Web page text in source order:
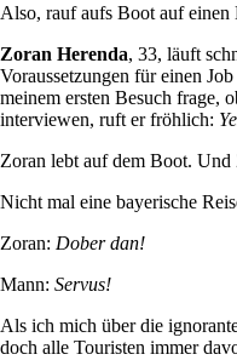
Also, rauf aufs Boot auf
Zoran Herenda, 33, läuft
Voraussetzungen für einen
meinem ersten Besuch frage,
interviewen, ruft er fröhlich:
Zoran lebt auf dem Boot. Und
Nicht mal eine bayerische
Zoran: Dober dan!
Mann: Servus!
Als ich mich über die
doch alle Touristen immer